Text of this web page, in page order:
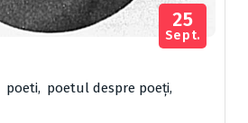
poeti, poetul despre poeți,
25
Sept.